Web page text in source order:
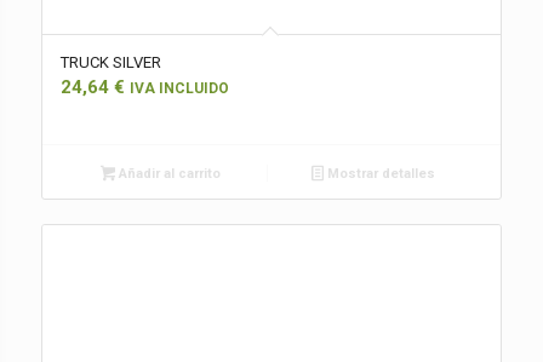
TRUCK SILVER
24,64 € IVA INCLUIDO
Añadir al carrito Mostrar detalles